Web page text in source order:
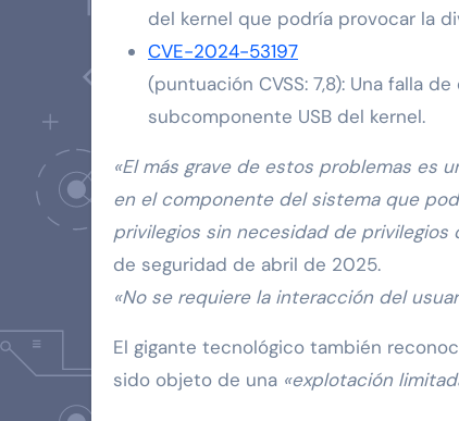
del kernel que podría provocar la
CVE-2024-53197
(puntuación CVSS: 7,8): Una falla
subcomponente USB del kernel.
«El más grave de estos problemas es
en el componente del sistema que
privilegios sin necesidad de privilegios
de seguridad de abril de 2025.
«No se requiere la interacción del
El gigante tecnológico también
sido objeto de una «explotación